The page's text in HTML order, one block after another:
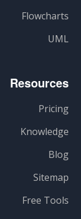
Flowcharts
UML
Resources
Pricing
Knowledge
Blog
Sitemap
Free Tools